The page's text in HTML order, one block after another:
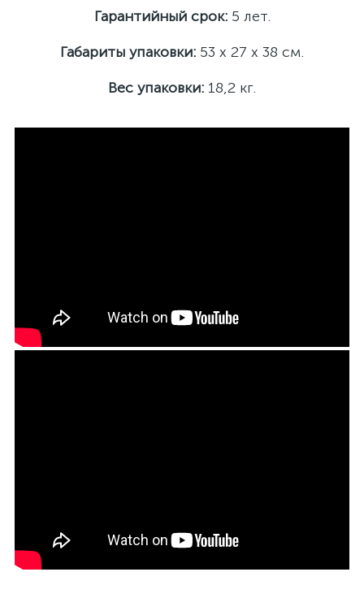
Гарантийный срок:5 лет.
Габариты упаковки: 53 х 27 х 38 см.
Вес упаковки: 18,2 кг.